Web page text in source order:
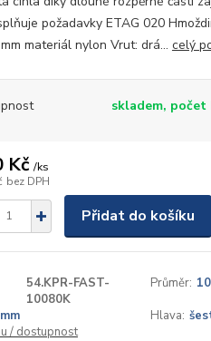
požadavky ETAG 020
materiál nylon Vrut: drá... celý
skladem, počet
Kč /ks
bez DPH
Přidat do košíku
54.KPR-FAST-
10080K
Průměr:
Hlava:
/ dostupnost